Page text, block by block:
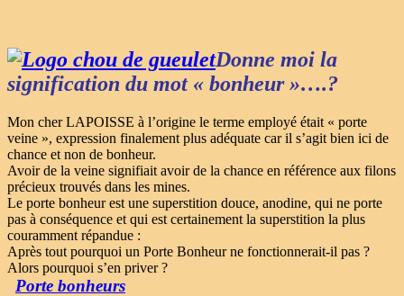
Donne moi la
signification du mot « bonheur »….?
Mon cher LAPOISSE à l’origine le terme employé était « porte
veine », expression finalement plus adéquate car il s’agit bien ici de
chance et non de bonheur.
Avoir de la veine signifiait avoir de la chance en référence aux filons
précieux trouvés dans les mines.
Le porte bonheur est une superstition douce, anodine, qui ne porte
pas à conséquence et qui est certainement la superstition la plus
couramment répandue :
Après tout pourquoi un Porte Bonheur ne fonctionnerait-il pas ?
Alors pourquoi s’en priver ?
Porte bonheurs